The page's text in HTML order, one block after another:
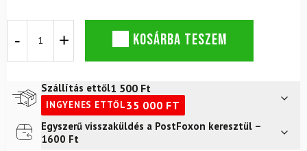
CROCS
fekete
mennyiség
KOSÁRBA TESZEM
Szállítás ettől1 500 Ft
INGYENES ETTŐL35 000 FT
Futár a címre2 400
Egyszerű visszaküldés a PostFoxon keresztül –
1600 Ft